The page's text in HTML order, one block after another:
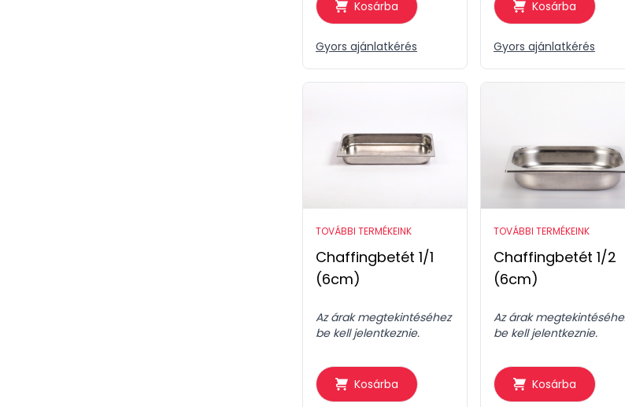
Kosárba
Gyors ajánlatkérés
Kosárba
Gyors ajánlatkérés
TOVÁBBI TERMÉKEINK
Chaffingbetét 1/1
(6cm)
Az árak megtekintéséhez
be kell jelentkeznie.
Kosárba
TOVÁBBI TERMÉKEINK
Chaffingbetét 1/2
(6cm)
Az árak
be kell jelentkeznie.
Kosárba